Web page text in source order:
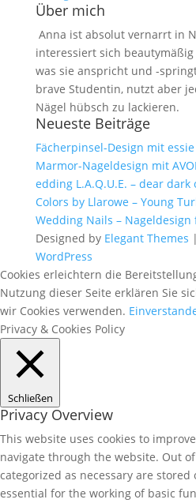
Über mich
Anna ist absolut vernarrt in
interessiert sich
was sie anspricht und -
brave Studentin, nutzt aber
Nägel hübsch zu lackieren.
Neueste Beiträge
Fächerpinsel-Design mit essie
Marmor-Nageldesign mit
edding L.A.Q.U.E. – dear dark
Colors by Llarowe – Young
Wedding Nails – Nageldesign
Designed by Elegant Themes
WordPress
Cookies erleichtern die
Nutzung dieser Seite erklären Sie
wir Cookies verwenden.
Privacy & Cookies Policy
Schließen
Privacy Overview
This website uses cookies to
navigate through the website. Out
categorized as necessary are
essential for the working of basic